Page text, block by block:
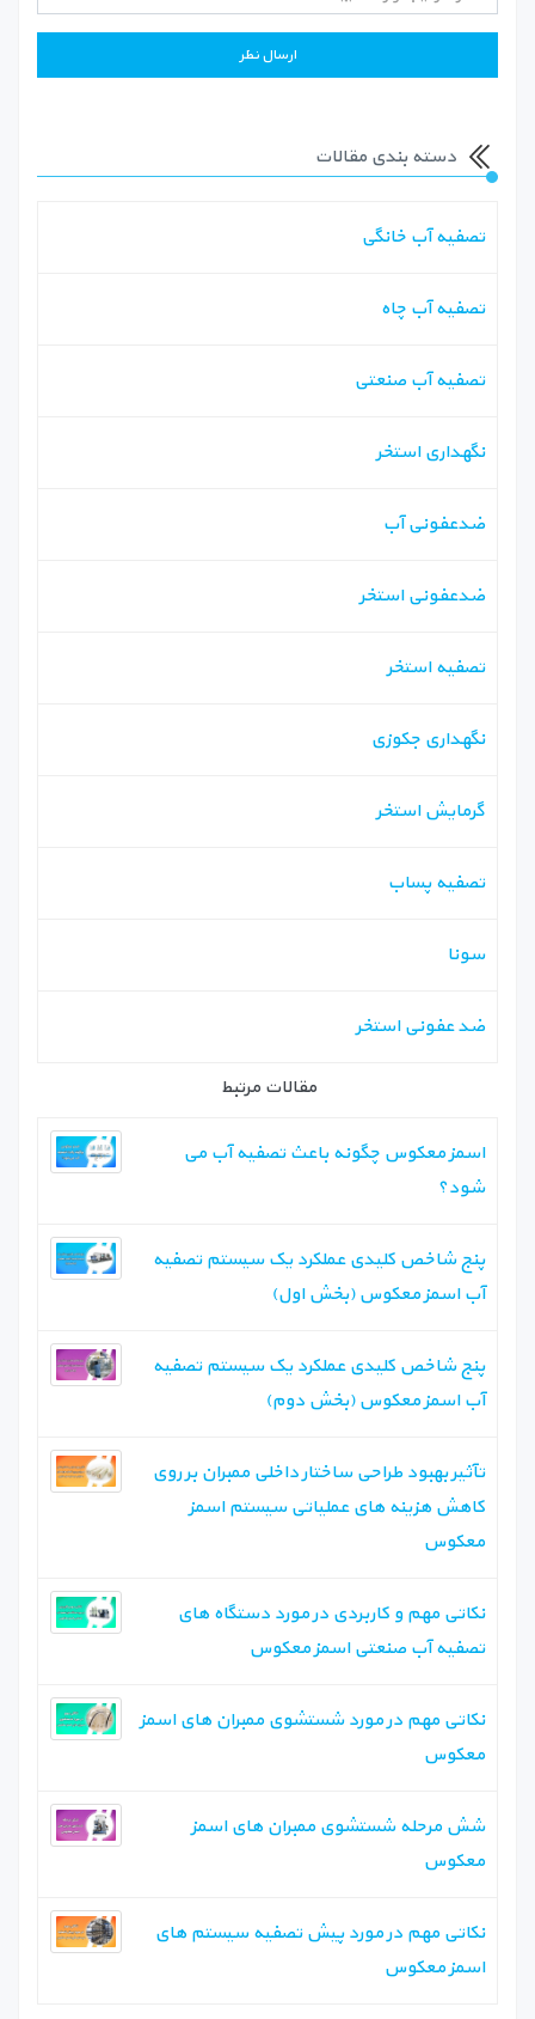
دسته بندی مقالات
تصفیه آب خانگی
تصفیه آب چاه
تصفیه آب صنعتی
نگهداری استخر
ضدعفونی آب
ضدعفونی استخر
تصفیه استخر
نگهداری جکوزی
گرمایش استخر
تصفیه پساب
سونا
ضد عفونی استخر
مقالات مرتبط
اسمز معکوس چگونه باعث تصفیه آب می
شود؟
پنج شاخص کلیدی عملکرد یک سیستم تصفیه
آب اسمز معکوس (بخش اول)‏
پنج شاخص کلیدی عملکرد یک سیستم تصفیه
آب اسمز معکوس (بخش دوم)‏
تآثیر بهبود طراحی ساختار داخلی ممبران بر روی
کاهش هزینه های عملیاتی سیستم اسمز
معکوس
نکاتی مهم و کاربردی در مورد دستگاه های
تصفیه آب صنعتی اسمز معکوس
نکاتی مهم در مورد شستشوی ممبران های اسمز
معکوس
شش مرحله شستشوی ممبران های اسمز
معکوس
نکاتی مهم در مورد پیش تصفیه سیستم های
اسمز معکوس